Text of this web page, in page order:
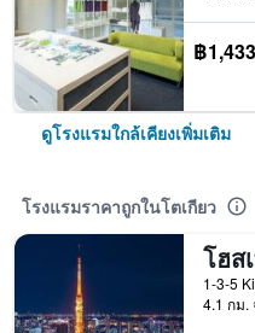
฿1,433
ดูโรงแรมใกล้เคียงเพิ่มเติม
โรงแรมราคาถูกในโตเกียว
โฮส
4.1 กม.